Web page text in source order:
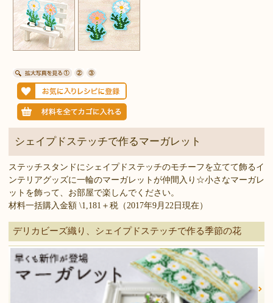
シェイプドステッチで作るマーガレット
ステッチスタンドにシェイプドステッチのモチーフを立てて飾るイ
ンテリアグッズに一輪のマーガレットが仲間入り☆小さなマーガレ
ットを飾って、お部屋で楽しんでください。
材料一括購入金額 \1,181＋税（2017年9月22日現在）
デリカビーズ織り、シェイプドステッチで作る季節の花